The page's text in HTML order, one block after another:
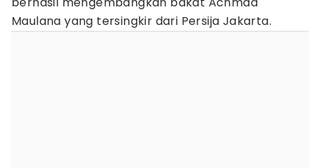
Maulana yang tersingkir dari Persija Jakarta.